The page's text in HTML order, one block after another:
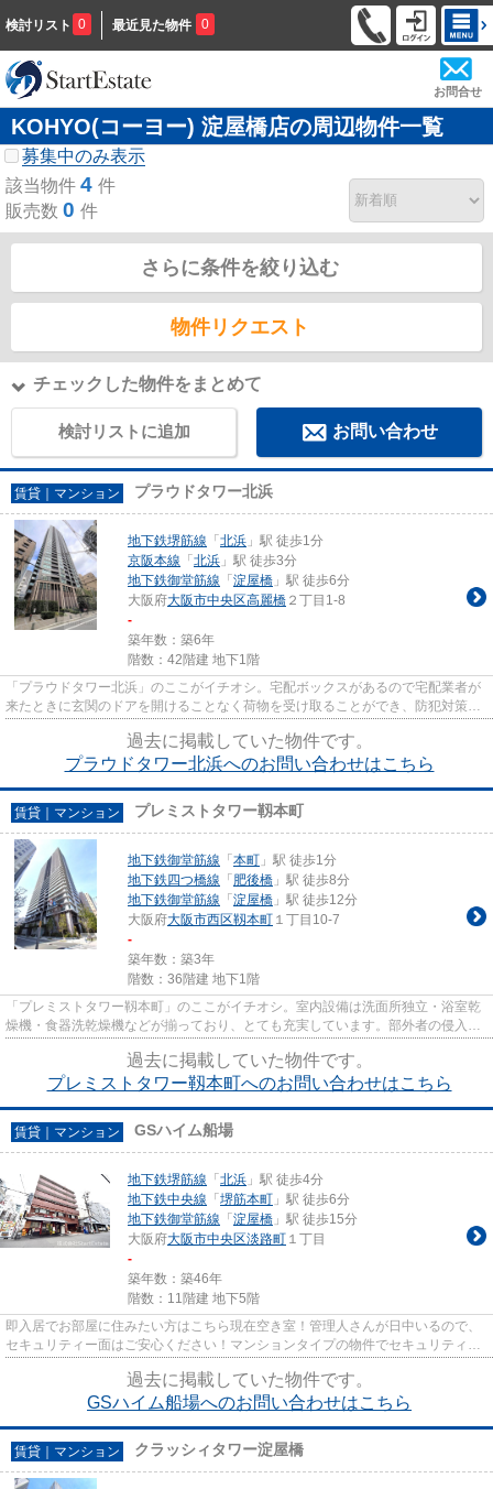
検討リスト 0 最近見た物件 0
お問合せ
KOHYO(コーヨー) 淀屋橋店の周辺物件一覧
募集中のみ表示
該当物件 4 件
販売数 0 件
さらに条件を絞り込む
物件リクエスト
チェックした物件をまとめて
検討リストに追加 お問い合わせ
賃貸｜マンション プラウドタワー北浜
地下鉄堺筋線 「 北浜 」駅 徒歩1分
京阪本線 「 北浜 」駅 徒歩3分
地下鉄御堂筋線 「 淀屋橋 」駅 徒歩6分
大阪府大阪市中央区高麗橋 ２丁目1-8
-
築年数：築6年
階数：42階建 地下1階
「プラウドタワー北浜」のここがイチオシ。宅配ボックスがあるので宅配業者が
来たときに玄関のドアを開けることなく荷物を受け取ることができ、防犯対策に
過去に掲載していた物件です。
プラウドタワー北浜へのお問い合わせはこちら
賃貸｜マンション プレミストタワー靱本町
地下鉄御堂筋線 「 本町 」駅 徒歩1分
地下鉄四つ橋線 「 肥後橋 」駅 徒歩8分
地下鉄御堂筋線 「 淀屋橋 」駅 徒歩12分
大阪府大阪市西区靱本町 １丁目10-7
-
築年数：築3年
階数：36階建 地下1階
「プレミストタワー靱本町」のここがイチオシ。室内設備は洗面所独立・浴室乾
燥機・食器洗乾燥機などが揃っており、とても充実しています。部外者の侵入を
過去に掲載していた物件です。
プレミストタワー靱本町へのお問い合わせはこちら
賃貸｜マンション GSハイム船場
地下鉄堺筋線 「 北浜 」駅 徒歩4分
地下鉄中央線 「 堺筋本町 」駅 徒歩6分
地下鉄御堂筋線 「 淀屋橋 」駅 徒歩15分
大阪府大阪市中央区淡路町 １丁目
-
築年数：築46年
階数：11階建 地下5階
即入居でお部屋に住みたい方はこちら現在空き室！管理人さんが日中いるので、
セキュリティー面はご安心ください！マンションタイプの物件でセキュリティ面
過去に掲載していた物件です。
GSハイム船場へのお問い合わせはこちら
賃貸｜マンション クラッシィタワー淀屋橋